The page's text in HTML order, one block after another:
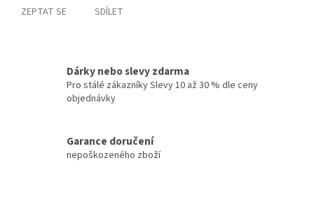
ZEPTAT SE SDÍLET
Dárky nebo slevy zdarma
Pro stálé zákazníky Slevy 10 až 30 % dle ceny
objednávky
Garance doručení
nepoškozeného zboží